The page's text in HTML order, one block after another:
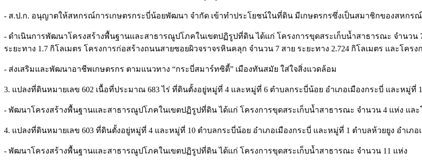
- ส.ป.ก. อนุญาตให้สหกรณ์การเกษตรกระบี่น้อยพัฒนา จำกัด เข้าทำประโยชน์ในที่ดิน มีเกษตรกรซึ่งเป็นสมาชิกของสหกรณ์
- ดำเนินการพัฒนาโครงสร้างพื้นฐานและสาธารณูปโภคในเขตปฏิรูปที่ดิน ได้แก่ โครงการขุดสระเก็บน้ำสาธารณะ จำนวน
ระยะทาง 1.7 กิโลเมตร โครงการก่อสร้างถนนสายซอยผิวจราจรหินคลุก จำนวน 7 สาย ระยะทาง 2.724 กิโลเมตร และโคร
- ส่งเสริมและพัฒนาอาชีพเกษตรกร ตามแนวทาง “กระบี่สมาร์ทซิตี้” เมืองทันสมัย ใส่ใจสิ่งแวดล้อม
3. แปลงที่ดินหมายเลข 602 เนื้อที่ประมาณ 683 ไร่ ที่ดินตั้งอยู่หมู่ที่ 4 และหมู่ที่ 6 ตำบลกระบี่น้อย อำเภอเมืองกระบี่ และหมู่ที่
- พัฒนาโครงสร้างพื้นฐานและสาธารณูปโภคในเขตปฏิรูปที่ดิน ได้แก่ โครงการขุดสระเก็บน้ำสาธารณะ จำนวน 4 แห่ง และ
4. แปลงที่ดินหมายเลข 603 ที่ดินตั้งอยู่หมู่ที่ 4 และหมู่ที่ 10 ตำบลกระบี่น้อย อำเภอเมืองกระบี่ และหมู่ที่ 1 ตำบลห้วยยูง อำเภ
- พัฒนาโครงสร้างพื้นฐานและสาธารณูปโภคในเขตปฏิรูปที่ดิน ได้แก่ โครงการขุดสระเก็บน้ำสาธารณะ จำนวน 11 แห่ง